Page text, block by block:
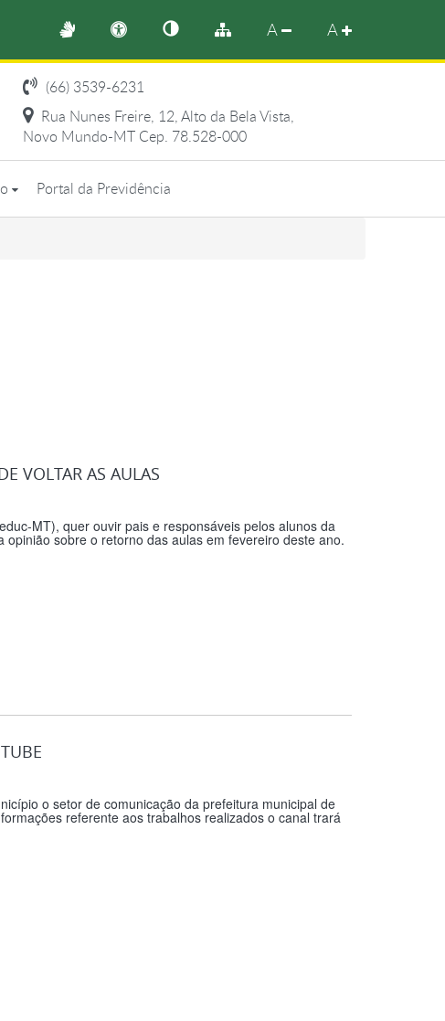
A A
(66) 3539-6231
Rua Nunes Freire, 12, Alto da Bela Vista,
Novo Mundo-MT Cep. 78.528-000
Portal da Previdência
VOLTAR AS AULAS
MT), quer ouvir pais e responsáveis pelos alunos da
sobre o retorno das aulas em fevereiro deste ano.
o setor de comunicação da prefeitura municipal de
referente aos trabalhos realizados o canal trará